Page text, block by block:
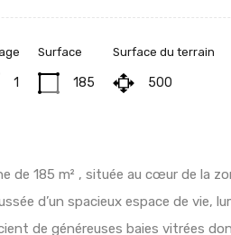
1
Surface
185
Surface du terrain
500
de 185 m² , située au cœur de la
d’un spacieux espace de vie,
de généreuses baies vitrées